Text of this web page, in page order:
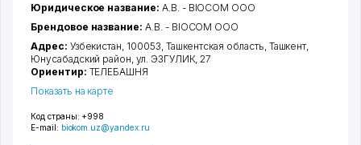
Код страны: +998
E-mail: biokom.uz@yandex.ru
Юридическое название: A.B. - BIOCOM ООО
Брендовое название: A.B. - BIOCOM ООО
Адрес: Узбекистан, 100053, Ташкентская область, Ташкент,
Юнусабадский район,ул. ЭЗГУЛИК, 27
Ориентир: ТЕЛЕБАШНЯ
Показать на карте